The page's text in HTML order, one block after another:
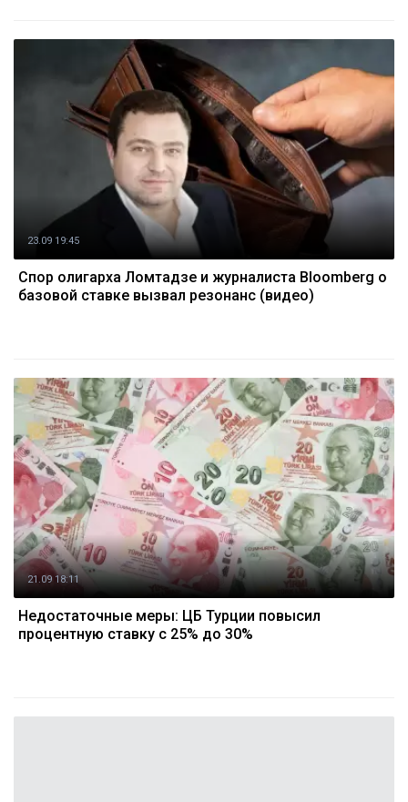
23.09 19:45
Спор олигарха Ломтадзе и журналиста Bloomberg о
базовой ставке вызвал резонанс (видео)
21.09 18:11
Недостаточные меры: ЦБ Турции повысил
процентную ставку с 25% до 30%